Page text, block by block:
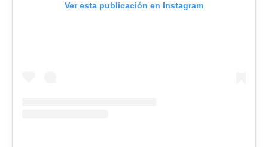
Ver esta publicación en Instagram